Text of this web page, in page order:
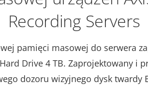
Recording Servers
pamięci masowej do serwera
Drive 4 TB. Zaprojektowany i
dozoru wizyjnego dysk twardy